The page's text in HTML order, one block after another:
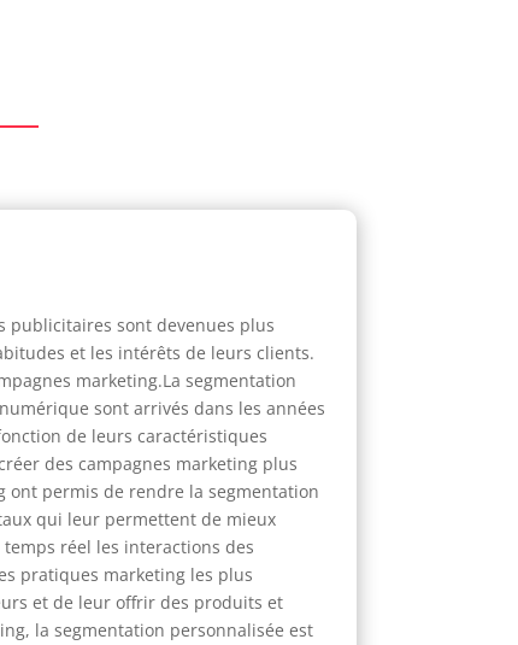
publicitaires sont devenues plus
et les intérêts de leurs clients.
marketing.La segmentation
sont arrivés dans les années
de leurs caractéristiques
des campagnes marketing plus
ont permis de rendre la segmentation
qui leur permettent de mieux
réel les interactions des
pratiques marketing les plus
et de leur offrir des produits et
la segmentation personnalisée est